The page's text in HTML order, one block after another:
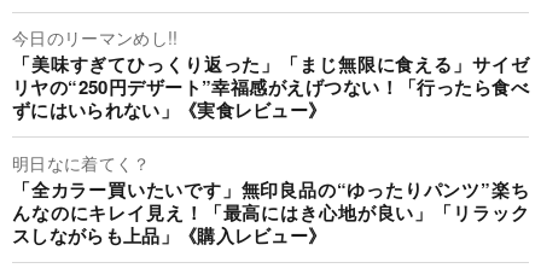
今日のリーマンめし!!
「美味すぎてひっくり返った」「まじ無限に食える」サイゼ
リヤの“250円デザート”幸福感がえげつない！「行ったら食べ
ずにはいられない」《実食レビュー》
明日なに着てく？
「全カラー買いたいです」無印良品の“ゆったりパンツ”楽ち
んなのにキレイ見え！「最高にはき心地が良い」「リラック
スしながらも上品」《購入レビュー》